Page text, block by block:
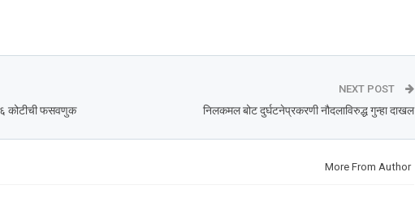
कोटीची फसवणुक
NEXT POST
निलकमल बोट दुर्घटनेप्रकरणी नौदलाविरुद्ध गुन्हा दाखल
More From Author